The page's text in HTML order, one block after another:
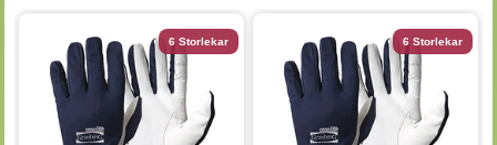
6 Storlekar 6 Storlekar